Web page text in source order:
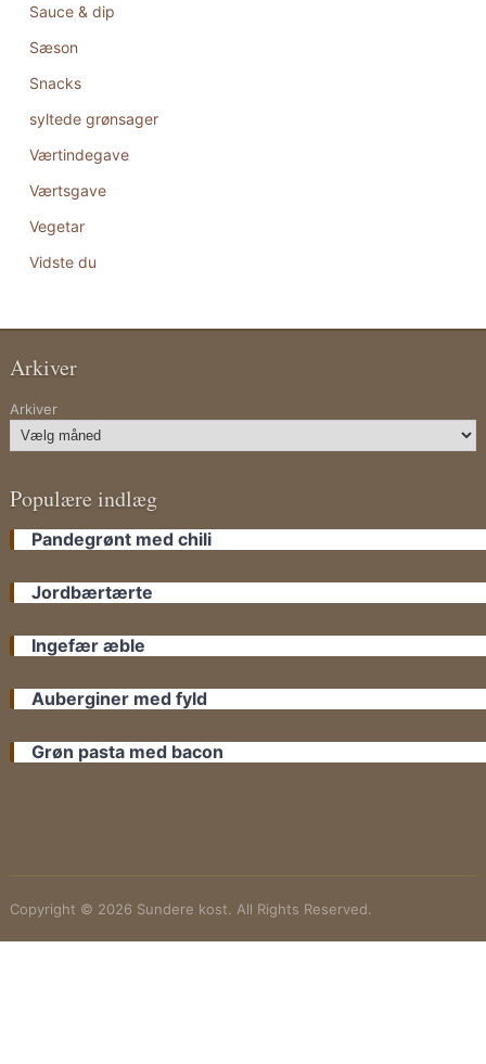
Sauce & dip
Sæson
Snacks
syltede grønsager
Værtindegave
Værtsgave
Vegetar
Vidste du
Arkiver
Arkiver
Populære indlæg
Pandegrønt med chili
Jordbærtærte
Ingefær æble
Auberginer med fyld
Grøn pasta med bacon
Copyright © 2026 Sundere kost. All Rights Reserved.